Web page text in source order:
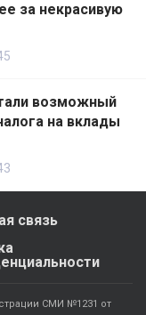
за некрасивую
возможный
на вклады
связь
СМИ №1231 от